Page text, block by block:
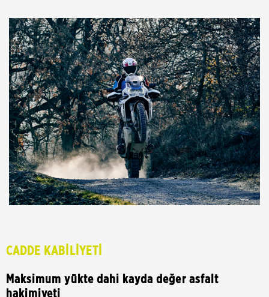
CADDE KABİLİYETİ
Maksimum yükte dahi kayda değer asfalt
hakimiyeti